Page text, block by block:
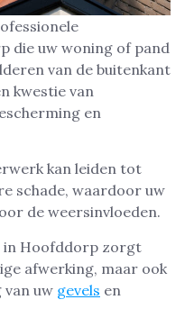
die uw woning of pand
van de buitenkant
kwestie van
en
kan leiden tot
schade, waardoor uw
de weersinvloeden.
in Hoofddorp zorgt
afwerking, maar ook
uw gevels en